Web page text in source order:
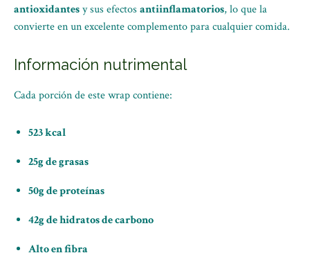
antioxidantesy sus efectos antiinflamatorios, lo que la
convierte en un excelente complemento para cualquier comida.
Información nutrimental
Cada porción de este wrap contiene:
523 kcal
25g de grasas
50g de proteínas
42g de hidratos de carbono
Alto en fibra